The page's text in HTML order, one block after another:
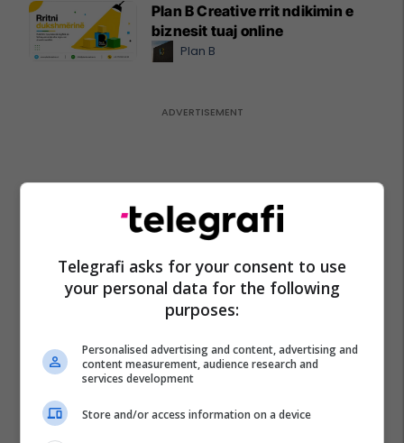
Plan B Creative rrit ndikimin e
biznesit tuaj online
Plan B
Telegrafi asks for your consent to use
your personal data for the following
purposes:
Personalised advertising and content, advertising and
content measurement, audience research and
services development
Store and/or access information on a device